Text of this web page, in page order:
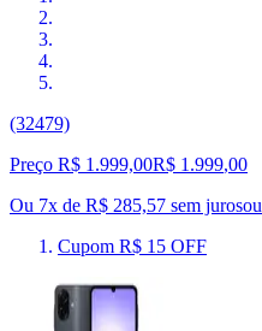
(32479)
Preço R$ 1.999,00R$ 1.999,00
Ou 7x de R$ 285,57 sem jurosou
Cupom R$ 15 OFF